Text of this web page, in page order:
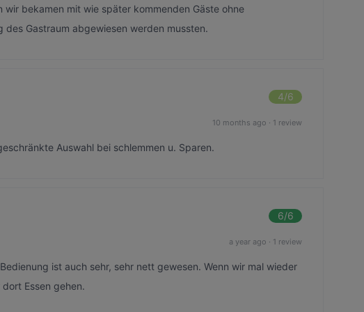
wir bekamen mit wie später kommenden Gäste ohne
des Gastraum abgewiesen werden mussten.
4/6
10 months ago · 1 review
Auswahl bei schlemmen u. Sparen.
6/6
a year ago · 1 review
ist auch sehr, sehr nett gewesen. Wenn wir mal wieder
Essen gehen.